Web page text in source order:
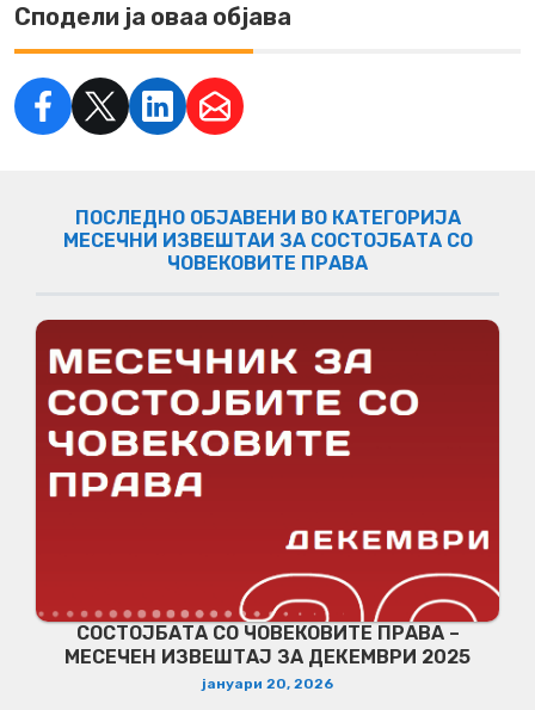
Сподели ја оваа објава
ПОСЛЕДНО ОБЈАВЕНИ ВО КАТЕГОРИЈА
МЕСЕЧНИ ИЗВЕШТАИ ЗА СОСТОЈБАТА СО
ЧОВЕКОВИТЕ ПРАВА
СОСТОЈБАТА СО ЧОВЕКОВИТЕ ПРАВА –
МЕСЕЧЕН ИЗВЕШТАЈ ЗА ДЕКЕМВРИ 2025
јануари 20, 2026